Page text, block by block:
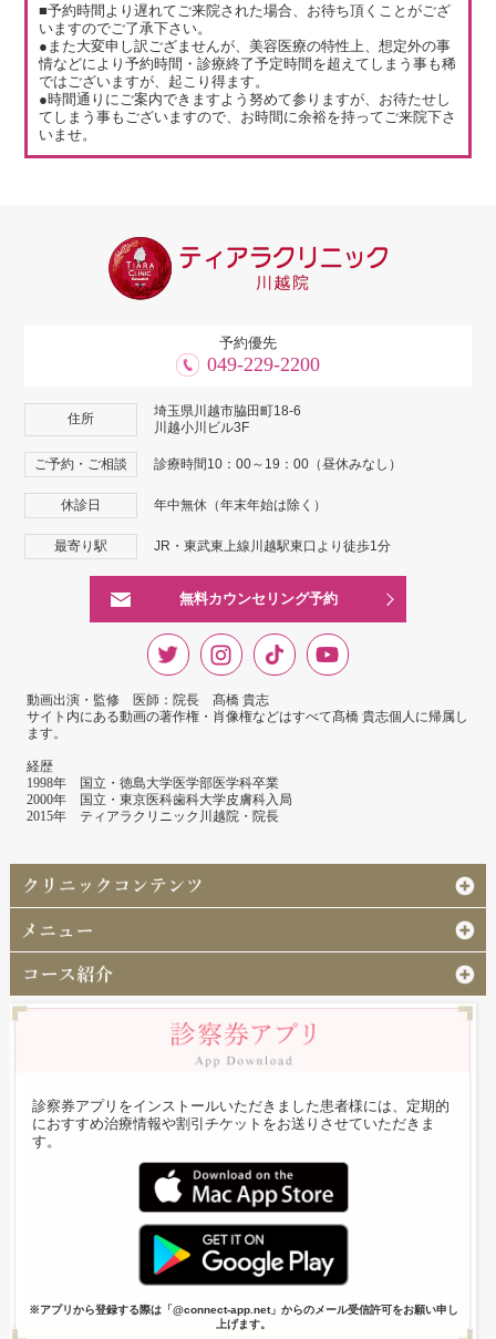
■予約時間より遅れてご来院された場合、お待ち頂くことがござ
いますのでご了承下さい。
●また大変申し訳ござませんが、美容医療の特性上、想定外の事
情などにより予約時間・診療終了予定時間を超えてしまう事も稀
ではございますが、起こり得ます。
●時間通りにご案内できますよう努めて参りますが、お待たせし
てしまう事もございますので、お時間に余裕を持ってご来院下さ
いませ。
予約優先
049-229-2200
住所
埼玉県川越市脇田町18-6
川越小川ビル3F
ご予約・ご相談 診療時間10：00～19：00（昼休みなし）
休診日 年中無休（年末年始は除く）
最寄り駅 JR・東武東上線川越駅東口より徒歩1分
無料カウンセリング予約
動画出演・監修 医師：院長 髙橋 貴志
サイト内にある動画の著作権・肖像権などはすべて髙橋 貴志個人に帰属し
ます。
経歴
1998年 国立・徳島大学医学部医学科卒業
2000年 国立・東京医科歯科大学皮膚科入局
2015年 ティアラクリニック川越院・院長
診察券アプリをインストールいただきました患者様には、定期的
におすすめ治療情報や割引チケットをお送りさせていただきま
す。
※アプリから登録する際は「@connect-app.net」からのメール受信許可をお願い申し
上げます。